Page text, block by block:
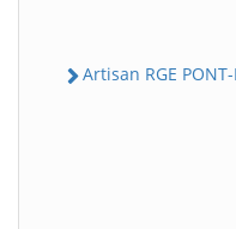
Artisan RGE PONT-